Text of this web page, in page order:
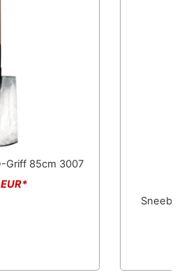
Griff 85cm 3007